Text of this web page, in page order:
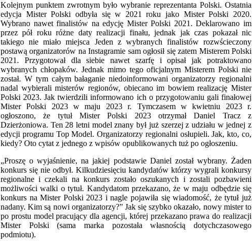
Kolejnym punktem zwrotnym było wybranie reprezentanta Polski. Ostatnia
edycja Mister Polski odbyła się w 2021 roku jako Mister Polski 2020.
Wybrano nawet finalistów na edycję Mister Polski 2021. Deklarowano im
przez pół roku różne daty realizacji finału, jednak jak czas pokazał nic
takiego nie miało miejsca Jeden z wybranych finalistów rozwścieczony
postawą organizatorów na Instagramie sam ogłosił się zatem Misterem Polski
2021. Przygotował dla siebie nawet szarfę i opisał jak potraktowano
wybranych chłopaków. Jednak mimo tego oficjalnym Misterem Polski nie
został. W tym całym bałaganie niedoinformowani organizatorzy regionalni
nadal wybierali misterów regionów, obiecano im bowiem realizację Mister
Polski 2023. Jak twierdzili informowano ich o przygotowaniu gali finałowej
Mister Polski 2023 w maju 2023 r. Tymczasem w kwietniu 2023 r.
ogłoszono, że tytuł Mister Polski 2023 otrzymał Daniel Tracz z
Dzierżoniowa. Ten 28 letni model znany był już szerzej z udziału w jednej z
edycji programu Top Model. Organizatorzy regionalni osłupieli. Jak, kto, co,
kiedy? Oto cytat z jednego z wpisów opublikowanych tuż po ogłoszeniu.
„Proszę o wyjaśnienie, na jakiej podstawie Daniel został wybrany. Żaden
konkurs się nie odbył. Kilkudziesięciu kandydatów którzy wygrali konkursy
regionalne i czekali na konkurs zostało oszukanych i zostali pozbawieni
możliwości walki o tytuł. Kandydatom przekazano, że w maju odbędzie się
konkurs na Mister Polski 2023 i nagle pojawiła się wiadomość, że tytuł już
nadany. Kim są nowi organizatorzy?” Jak się szybko okazało, nowy mister to
po prostu model pracujący dla agencji, której przekazano prawa do realizacji
Mister Polski (sama marka pozostała własnością dotychczasowego
podmiotu).